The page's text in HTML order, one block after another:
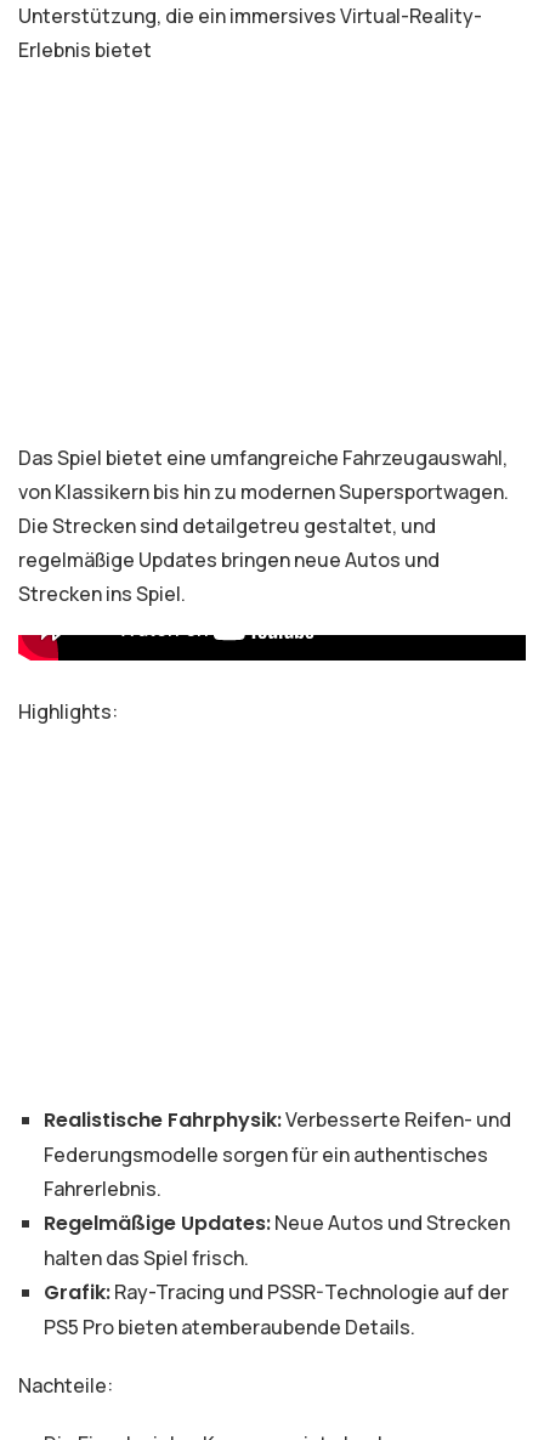
Unterstützung, die ein immersives Virtual-Reality-
Erlebnis bietet
Das Spiel bietet eine umfangreiche Fahrzeugauswahl,
von Klassikern bis hin zu modernen Supersportwagen.
Die Strecken sind detailgetreu gestaltet, und
regelmäßige Updates bringen neue Autos und
Strecken ins Spiel.
Highlights:
Realistische Fahrphysik:Verbesserte Reifen- und
Federungsmodelle sorgen für ein authentisches
Fahrerlebnis.
Regelmäßige Updates:Neue Autos und Strecken
halten das Spiel frisch.
Grafik:Ray-Tracing und PSSR-Technologie auf der
PS5 Pro bieten atemberaubende Details.
Nachteile: